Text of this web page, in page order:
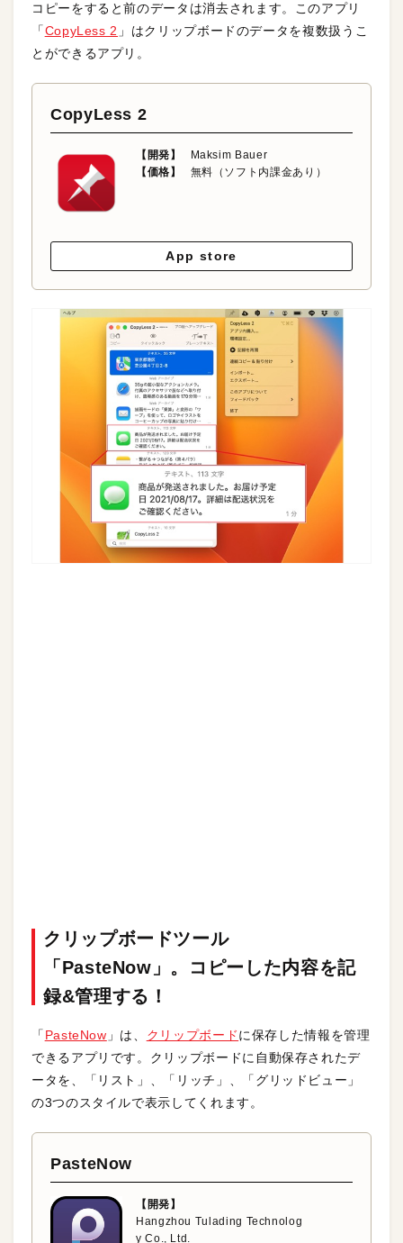
コピーをすると前のデータは消去されます。このアプリ
「CopyLess 2 」はクリップボードのデータを複数扱うこ
とができるアプリ。
CopyLess 2
【開発】
Maksim Bauer
【価格】
無料（ソフト内課金あり）
App store
クリップボードツール
「PasteNow」。コピーした内容を記
録&管理する！
「 PasteNow 」は、 クリップボードに保存した情報を管理
できるアプリです。クリップボードに自動保存されたデ
ータを、「リスト」、「リッチ」、「グリッドビュー」
の3つのスタイルで表示してくれます。
PasteNow
【開発】
Hangzhou Tulading Technolog
y Co., Ltd.